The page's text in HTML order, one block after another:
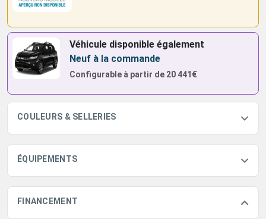
Véhicule disponible également
Neuf à la commande
Configurable à partir de20 441€
COULEURS & SELLERIES
ÉQUIPEMENTS
FINANCEMENT